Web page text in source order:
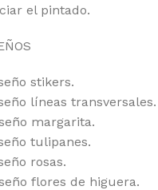
el pintado.
stikers.
líneas transversales.
margarita.
tulipanes.
rosas.
flores de higuera.